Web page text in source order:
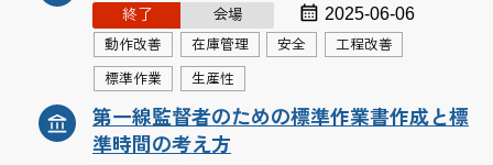
終了 会場 2025-06-06
動作改善 在庫管理 安全 工程改善
標準作業 生産性
第一線監督者のための標準作業書作成と標
準時間の考え方